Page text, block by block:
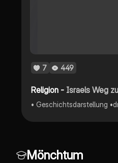
7 449
Religion - Israels Weg
Mönchtum